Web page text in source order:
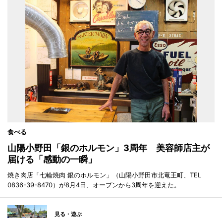
食べる
山陽小野田「銀のホルモン」3周年 美容師店主が
届ける「感動の一瞬」
焼き肉店「七輪焼肉 銀のホルモン」（山陽小野田市北竜王町、TEL
0836-39-8470）が8月4日、オープンから3周年を迎えた。
見る・遊ぶ